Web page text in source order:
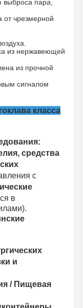
выброса пара,
от чрезмерной
из нержавеющей
из прочной
сигналом
класса
средства
с
в
и
/ Пищевая